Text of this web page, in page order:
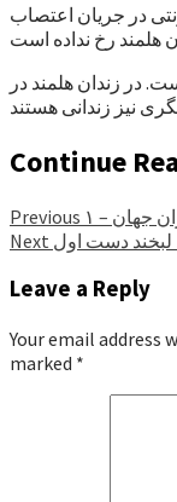
در جریان اعتصاب
در زندان هلمند در
Continue
Previous
جهان – ۱
Next دست اول
Leave a Reply
Your email address
marked *